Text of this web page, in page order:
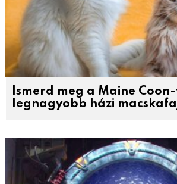
Ismerd meg a Maine
legnagyobb házi